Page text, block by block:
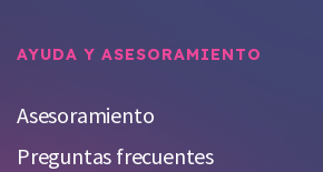
AYUDA Y ASESORAMIENTO
Asesoramiento
Preguntas frecuentes